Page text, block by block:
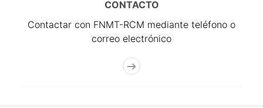
CONTACTO
Contactar con FNMT-RCM mediante teléfono o
correo electrónico